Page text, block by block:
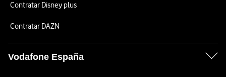
Contratar Disney plus
Contratar DAZN
Vodafone España